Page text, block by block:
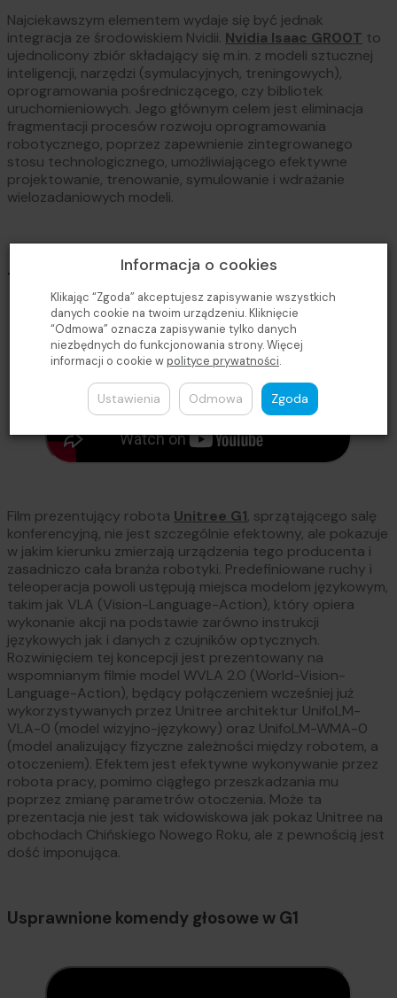
Najciekawszym elementem wydaje się być jednak
integracja ze środowiskiem Nvidii. Nvidia Isaac GR00T to
ujednolicony zbiór składający się m.in. z modeli sztucznej
inteligencji, narzędzi (symulacyjnych, treningowych),
oprogramowania pośredniczącego, czy bibliotek
uruchomieniowych. Jego głównym celem jest eliminacja
fragmentacji procesów rozwoju oprogramowania
robotycznego, poprzez zapewnienie zintegrowanego
stosu technologicznego, umożliwiającego efektywne
projektowanie, trenowanie, symulowanie i wdrażanie
wielozadaniowych modeli.
Test: Unitree WVLA 2.0 Model
Film prezentujący robota Unitree G1, sprzątającego salę
konferencyjną, nie jest szczególnie efektowny, ale pokazuje
w jakim kierunku zmierzają urządzenia tego producenta i
zasadniczo cała branża robotyki. Predefiniowane ruchy i
teleoperacja powoli ustępują miejsca modelom językowym,
takim jak VLA (Vision-Language-Action), który opiera
wykonanie akcji na podstawie zarówno instrukcji
językowych jak i danych z czujników optycznych.
Rozwinięciem tej koncepcji jest prezentowany na
wspomnianym filmie model WVLA 2.0 (World-Vision-
Language-Action), będący połączeniem wcześniej już
wykorzystywanych przez Unitree architektur UnifoLM-
VLA-0 (model wizyjno-językowy) oraz UnifoLM-WMA-0
(model analizujący fizyczne zależności między robotem, a
otoczeniem). Efektem jest efektywne wykonywanie przez
robota pracy, pomimo ciągłego przeszkadzania mu
poprzez zmianę parametrów otoczenia. Może ta
prezentacja nie jest tak widowiskowa jak pokaz Unitree na
obchodach Chińskiego Nowego Roku, ale z pewnością jest
dość imponująca.
Usprawnione komendy głosowe w G1
Informacja o cookies
Klikając “Zgoda” akceptujesz zapisywanie wszystkich
danych cookie na twoim urządzeniu. Kliknięcie
“Odmowa” oznacza zapisywanie tylko danych
niezbędnych do funkcjonowania strony. Więcej
informacji o cookie wpolityce prywatności.
Ustawienia Odmowa Zgoda